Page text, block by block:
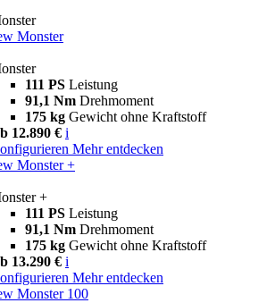
Monster
111 PS Leistung
91,1 Nm Drehmoment
175 kg Gewicht ohne Kraftstoff
12.890 € i
Mehr entdecken
Monster +
+
111 PS Leistung
91,1 Nm Drehmoment
175 kg Gewicht ohne Kraftstoff
13.290 € i
Mehr entdecken
Monster 100